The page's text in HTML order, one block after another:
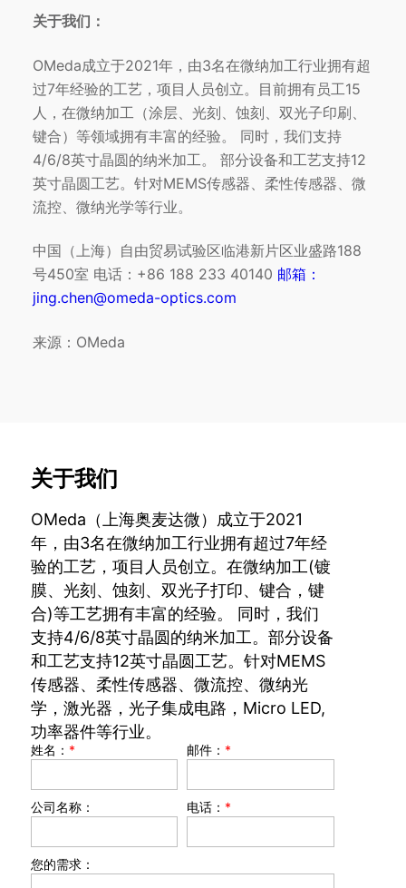
关于我们：
OMeda成立于2021年，由3名在微纳加工行业拥有超
过7年经验的工艺，项目人员创立。目前拥有员工15
人，在微纳加工（涂层、光刻、蚀刻、双光子印刷、
键合）等领域拥有丰富的经验。 同时，我们支持
4/6/8英寸晶圆的纳米加工。 部分设备和工艺支持12
英寸晶圆工艺。针对MEMS传感器、柔性传感器、微
流控、微纳光学等行业。
中国（上海）自由贸易试验区临港新片区业盛路188
号450室 电话：+86 188 233 40140 邮箱：
jing.chen@omeda-optics.com
来源：OMeda
关于我们
OMeda（上海奥麦达微）成立于2021
年，由3名在微纳加工行业拥有超过7年经
验的工艺，项目人员创立。在微纳加工(镀
膜、光刻、蚀刻、双光子打印、键合，键
合)等工艺拥有丰富的经验。 同时，我们
支持4/6/8英寸晶圆的纳米加工。部分设备
和工艺支持12英寸晶圆工艺。针对MEMS
传感器、柔性传感器、微流控、微纳光
学，激光器，光子集成电路，Micro LED,
功率器件等行业。
姓名： * 邮件： *
公司名称： 电话： *
您的需求：